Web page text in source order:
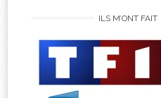
ILS M’ONT FAIT